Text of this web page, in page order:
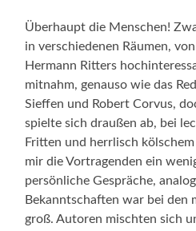
Überhaupt die Menschen!
in verschiedenen Räumen,
Hermann Ritters
mitnahm, genauso wie das
Sieffen und Robert Corvus,
spielte sich draußen ab, bei
Fritten und herrlisch
mir die Vortragenden ein
persönliche Gespräche,
Bekanntschaften war bei den
groß. Autoren mischten sich